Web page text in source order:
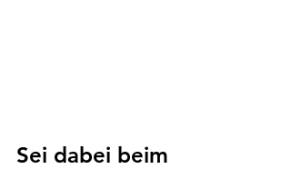
Sei dabei beim